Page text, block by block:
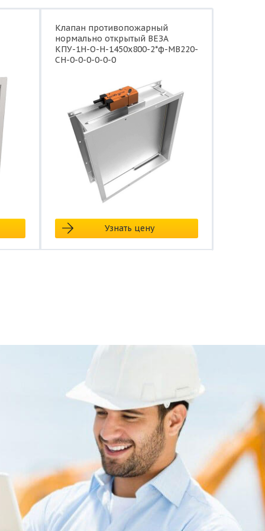
Клапан противопожарный
нормально открытый ВЕЗА
КПУ-1Н-О-Н-1450x800-2*ф-МВ220-
СН-0-0-0-0-0-0
Узнать цену